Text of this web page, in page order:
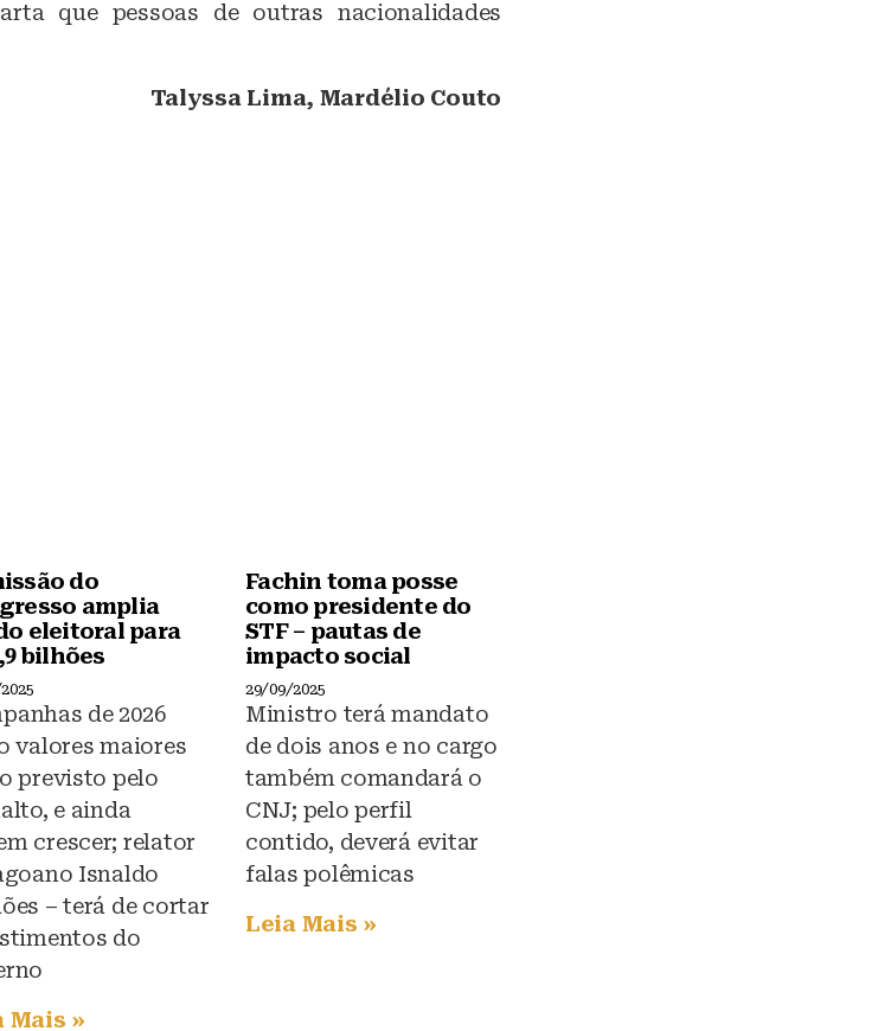
que pessoas de outras nacionalidades
Talyssa Lima, Mardélio Couto
do
amplia
eleitoral para
bilhões
de 2026
valores maiores
previsto pelo
e ainda
crescer; relator
Isnaldo
– terá de cortar
do
Mais »
Fachin toma posse
como presidente do
STF – pautas de
impacto social
29/09/2025
Ministro terá mandato
de dois anos e no cargo
também comandará o
CNJ; pelo perfil
contido, deverá evitar
falas polêmicas
Leia Mais »